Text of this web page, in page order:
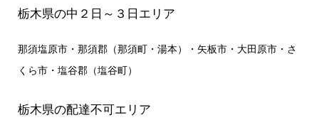
栃木県の中２日～３日エリア
那須塩原市・那須郡（那須町・湯本）・矢板市・大田原市・さ
くら市・塩谷郡（塩谷町）
栃木県の配達不可エリア